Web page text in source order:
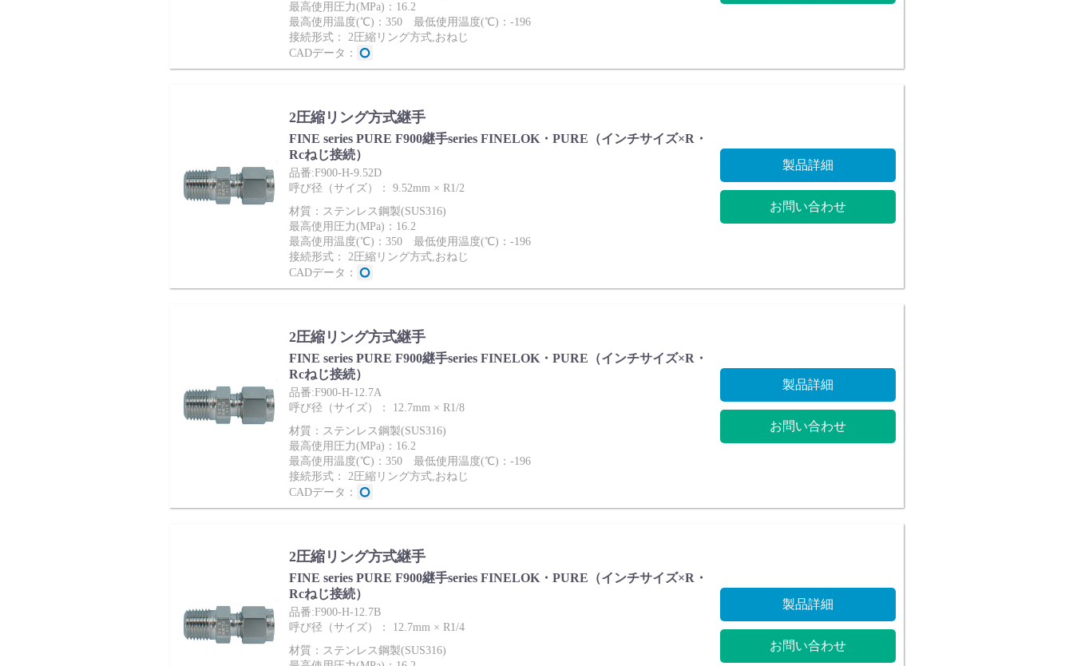
最高使用圧力(MPa)：16.2
最高使用温度(℃)：350 最低使用温度(℃)：-196
接続形式： 2圧縮リング方式,おねじ
CADデータ：
2圧縮リング方式継手
FINE series PURE F900継手series FINELOK・PURE（インチサイズ×R・
Rcねじ接続）
品番:F900-H-9.52D
呼び径（サイズ）： 9.52mm × R1/2
材質：ステンレス鋼製(SUS316)
最高使用圧力(MPa)：16.2
最高使用温度(℃)：350 最低使用温度(℃)：-196
接続形式： 2圧縮リング方式,おねじ
CADデータ：
製品詳細
お問い合わせ
2圧縮リング方式継手
FINE series PURE F900継手series FINELOK・PURE（インチサイズ×R・
Rcねじ接続）
品番:F900-H-12.7A
呼び径（サイズ）： 12.7mm × R1/8
材質：ステンレス鋼製(SUS316)
最高使用圧力(MPa)：16.2
最高使用温度(℃)：350 最低使用温度(℃)：-196
接続形式： 2圧縮リング方式,おねじ
CADデータ：
製品詳細
お問い合わせ
2圧縮リング方式継手
FINE series PURE F900継手series FINELOK・PURE（インチサイズ×R・
Rcねじ接続）
品番:F900-H-12.7B
呼び径（サイズ）： 12.7mm × R1/4
材質：ステンレス鋼製(SUS316)
製品詳細
お問い合わせ